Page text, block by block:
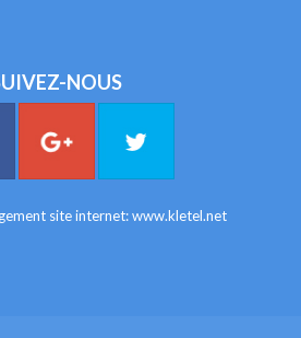
NOUS
site internet:www.kletel.net